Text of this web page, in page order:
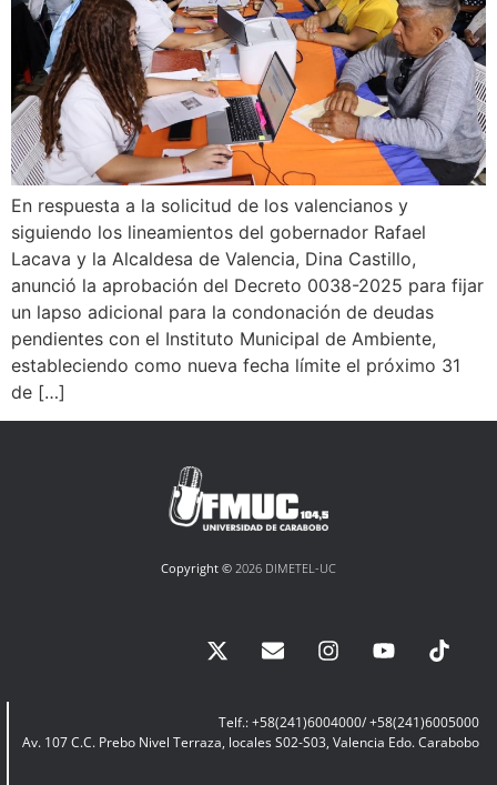
En respuesta a la solicitud de los valencianos y
siguiendo los lineamientos del gobernador Rafael
Lacava y la Alcaldesa de Valencia, Dina Castillo,
anunció la aprobación del Decreto 0038-2025 para fijar
un lapso adicional para la condonación de deudas
pendientes con el Instituto Municipal de Ambiente,
estableciendo como nueva fecha límite el próximo 31
de […]
Copyright © 2026 DIMETEL-UC
Telf.: +58(241)6004000/ +58(241)6005000
Av. 107 C.C. Prebo Nivel Terraza, locales S02-S03, Valencia Edo. Carabobo